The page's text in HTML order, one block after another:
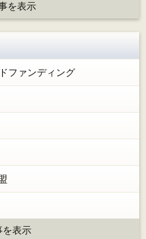
を表示
ファンディング
を表示